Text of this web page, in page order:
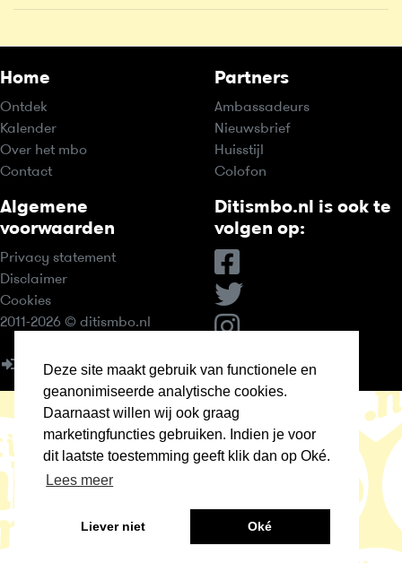
Deze site maakt gebruik van functionele en
geanonimiseerde analytische cookies.
Daarnaast willen wij ook graag
marketingfuncties gebruiken. Indien je voor
dit laatste toestemming geeft klik dan op Oké.
Lees meer
Liever niet Oké
Home
Ontdek
Kalender
Over het mbo
Contact
Partners
Ambassadeurs
Nieuwsbrief
Huisstijl
Colofon
Algemene
voorwaarden
Privacy statement
Disclaimer
Cookies
2011-2026 © ditismbo.nl
Inloggen
Ditismbo.nl is ook te
volgen op: